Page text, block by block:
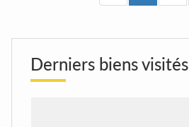
Derniers biens visités